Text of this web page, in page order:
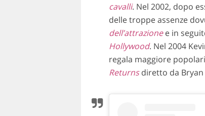
cavalli. Nel 2002, dopo
delle troppe assenze
dell’attrazionee in
Hollywood. Nel 2004
regala maggiore
Returnsdiretto da Bryan